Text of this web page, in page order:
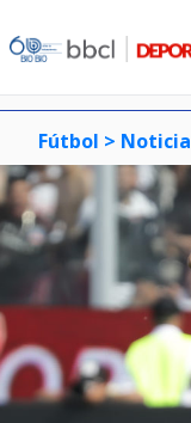
Fútbol > Noticia